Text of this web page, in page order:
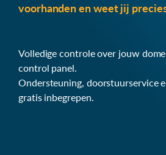
voorhanden en weet jij
Volledige controle over jouw
control panel.
Ondersteuning, doorstuurservice
gratis inbegrepen.